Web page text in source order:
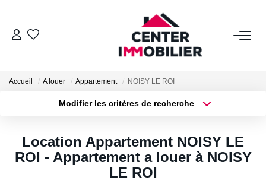
ACHETER
Calculettes Financières
LOUER
Nos Biens
Accueil A louer Appartement NOISY LE ROI
Modifier les critères de recherche
Sélectionnez...
Type de bien
Surface min
Location Appartement NOISY LE
ROI - Appartement a louer à NOISY
LE ROI